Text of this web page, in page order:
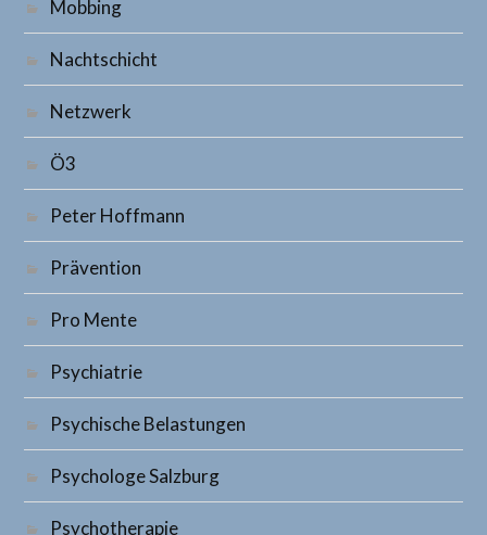
Mobbing
Nachtschicht
Netzwerk
Ö3
Peter Hoffmann
Prävention
Pro Mente
Psychiatrie
Psychische Belastungen
Psychologe Salzburg
Psychotherapie